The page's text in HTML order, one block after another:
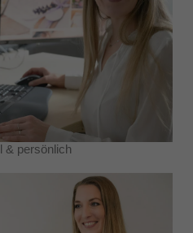
& persönlich